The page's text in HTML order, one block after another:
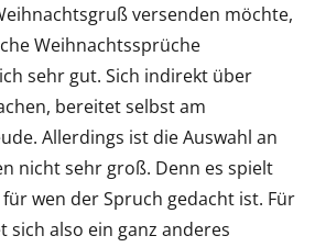
versenden möchte,
Weihnachtssprüche
sehr gut. Sich indirekt über
bereitet selbst am
Allerdings ist die Auswahl an
nicht sehr groß. Denn es spielt
wen der Spruch gedacht ist. Für
sich also ein ganz anderes